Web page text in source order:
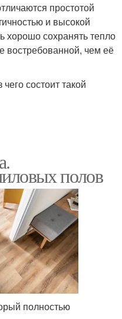
простотой
и высокой
хорошо сохранять тепло
востребованной, чем её
состоит такой
полов
полностью